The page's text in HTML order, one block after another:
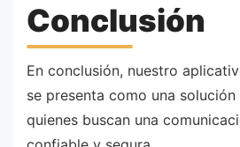
Conclusión
En conclusión, nuestro
se presenta como una
quienes buscan una